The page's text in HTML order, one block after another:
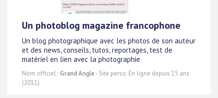
Un photoblog magazine francophone
Un blog photographique avec les photos de son auteur
et des news, conseils, tutos, reportages, test de
matériel en lien avec la photographie
Nom officiel : Grand Angle- Site perso. En ligne depuis 15 ans
(2011).